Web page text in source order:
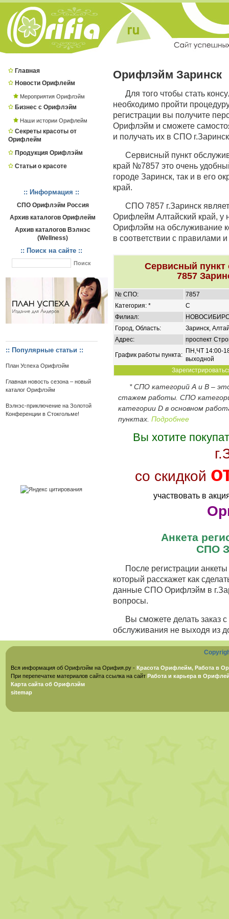
Главная
Новости Орифлейм
Мероприятия Орифлэйм
Бизнес с Орифлэйм
Наши истории Орифлейм
Секреты красоты от
Орифлейм
Продукция Орифлэйм
Статьи о красоте
:: Информация ::
СПО Орифлэйм Россия
Архив каталогов Орифлейм
Архив каталогов Вэлнэс
(Wellness)
:: Поиск на сайте ::
:: Популярные статьи ::
План Успеха Орифлэйм
Главная новость сезона – новый
каталог Орифлэйм
Вэлнэс-приключение на Золотой
Конференции в Стокгольме!
Орифлэйм Заринск
Для того чтобы стать
необходимо пройти
регистрации вы получите
Орифлэйм и сможете
и получать их в СПО
Сервисный пункт
край №7857 это очень
городе Заринск, так и в его
край.
СПО 7857 г.Заринск
Орифлейм Алтайский край, у
Орифлэйм на обслуживание
в соответствии с правилами
Сервисный
7857
№ СПО:
7857
Категория: *
C
Филиал:
Город, Область:
Заринск,
Адрес:
проспект
График работы пункта:
ПН,ЧТ 14:00-
выходной
* СПО категорий А и В –
стажем работы. СПО
категории D в основном
пунктах. Подробнее
Вы хотите
со скидкой
участвовать в
Анкета
СПО
После регистрации
который расскажет как
данные СПО Орифлэйм в
вопросы.
Вы сможете делать заказ
обслуживания не выходя из
Вся информация об Орифлэйм на Орифия.ру - Красота Орифлейм, Работа в
При перепечатке материалов сайта ссылка на сайт Работа и карьера в
Карта сайта об Орифлэйм
sitemap